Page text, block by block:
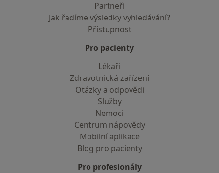
Partneři
Jak řadíme výsledky vyhledávání?
Přístupnost
Pro pacienty
Lékaři
Zdravotnická zařízení
Otázky a odpovědi
Služby
Nemoci
Centrum nápovědy
Mobilní aplikace
Blog pro pacienty
Pro profesionály